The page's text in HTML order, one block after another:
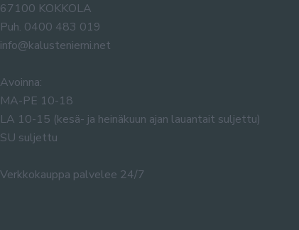
67100 KOKKOLA
Puh. 0400 483 019
info@kalusteniemi.net
Avoinna:
MA-PE 10-18
LA 10-15 (kesä- ja heinäkuun ajan lauantait suljettu)
SU suljettu
Verkkokauppa palvelee 24/7